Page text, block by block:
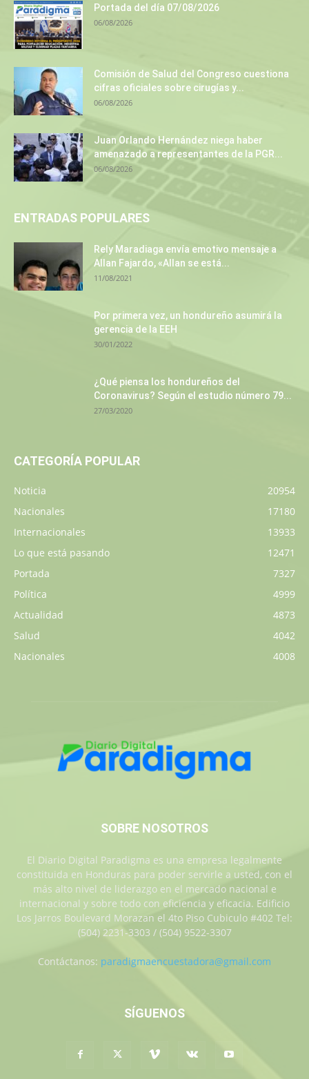
Portada del día 07/08/2026
06/08/2026
Comisión de Salud del Congreso cuestiona
cifras oficiales sobre cirugías y...
06/08/2026
Juan Orlando Hernández niega haber
amenazado a representantes de la PGR...
06/08/2026
ENTRADAS POPULARES
Rely Maradiaga envía emotivo mensaje a
Allan Fajardo, «Allan se está...
11/08/2021
Por primera vez, un hondureño asumirá la
gerencia de la EEH
30/01/2022
¿Qué piensa los hondureños del
Coronavirus? Según el estudio número 79...
27/03/2020
CATEGORÍA POPULAR
Noticia
20954
Nacionales
17180
Internacionales
13933
Lo que está pasando
12471
Portada
7327
Política
4999
Actualidad
4873
Salud
4042
Nacionales
4008
SOBRE NOSOTROS
El Diario Digital Paradigma es una empresa legalmente
constituida en Honduras para poder servirle a usted, con el
más alto nivel de liderazgo en el mercado nacional e
internacional y sobre todo con eficiencia y eficacia. Edificio
Los Jarros Boulevard Morazan el 4to Piso Cubiculo #402 Tel:
(504) 2231-3303 / (504) 9522-3307
Contáctanos: paradigmaencuestadora@gmail.com
SÍGUENOS